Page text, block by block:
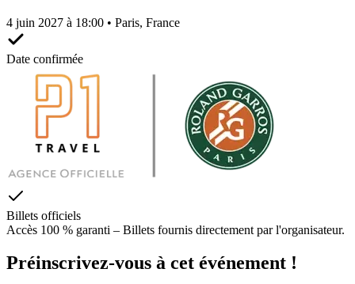
4 juin 2027 à 18:00 • Paris, France
Date confirmée
Billets officiels
Accès 100 % garanti – Billets fournis directement par l'organisateur.
Préinscrivez-vous à cet événement !